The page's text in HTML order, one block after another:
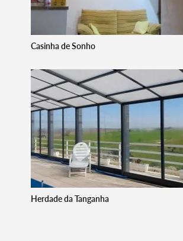
Filtros
Casinha de Sonho
Herdade da Tanganha